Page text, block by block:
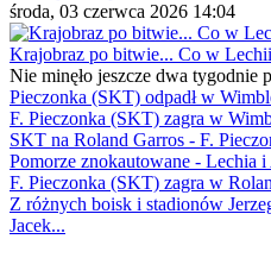
środa, 03 czerwca 2026 14:04
Krajobraz po bitwie... Co w
Nie minęło jeszcze dwa tygodnie
Pieczonka (SKT) odpadł w
F. Pieczonka (SKT) zagra w
SKT na Roland Garros - F.
Pomorze znokautowane - Lechia
F. Pieczonka (SKT) zagra w
Z różnych boisk i stadionów
Jacek...